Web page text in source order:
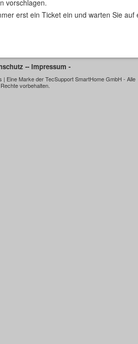
vorschlagen.
erst ein Ticket ein und warten Sie auf
-- Impressum -
Eine Marke der TecSupport SmartHome GmbH - Alle
Rechte vorbehalten.